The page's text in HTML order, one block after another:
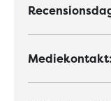
Mediekontakt: